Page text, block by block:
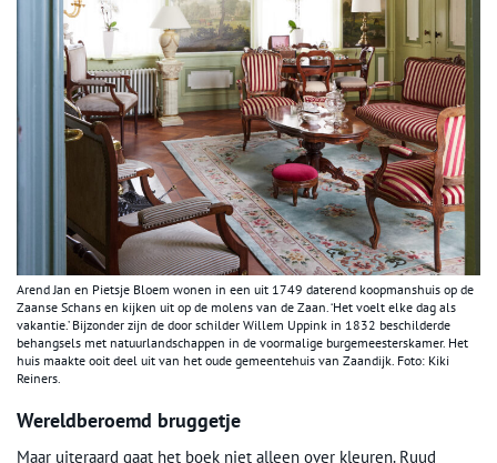
Arend Jan en Pietsje Bloem wonen in een uit 1749 daterend koopmanshuis op de
Zaanse Schans en kijken uit op de molens van de Zaan. ‘Het voelt elke dag als
vakantie.’ Bijzonder zijn de door schilder Willem Uppink in 1832 beschilderde
behangsels met natuurlandschappen in de voormalige burgemeesterskamer. Het
huis maakte ooit deel uit van het oude gemeentehuis van Zaandijk. Foto: Kiki
Reiners.
Wereldberoemd bruggetje
Maar uiteraard gaat het boek niet alleen over kleuren. Ruud